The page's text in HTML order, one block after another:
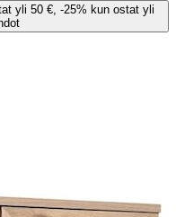
yli 50 €, -25% kun ostat yli